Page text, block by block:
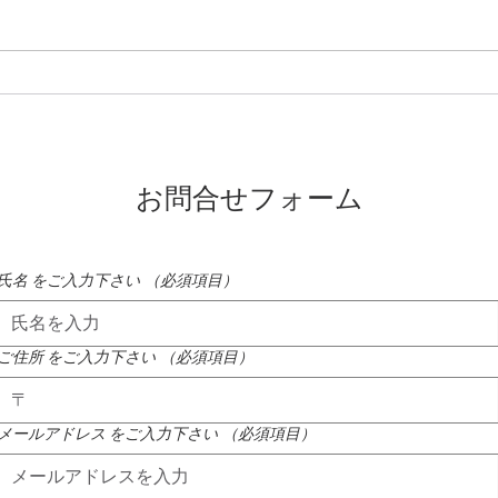
蓼科高原ではニッコウキスゲ
氷
お問合せフォーム
名 をご入力下さい （必須項目）
ご住所 をご入力下さい （必須項目）
ールアドレス をご入力下さい （必須項目）